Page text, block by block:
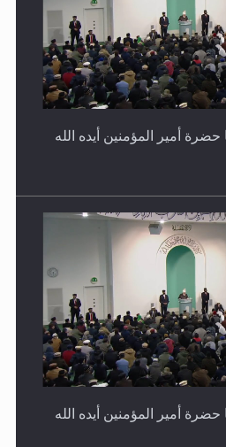
حضرة أمير المؤمنين أيده الله
حضرة أمير المؤمنين أيده الله